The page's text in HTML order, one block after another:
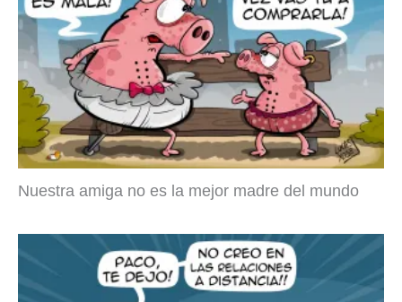
Nuestra amiga no es la mejor madre del mundo